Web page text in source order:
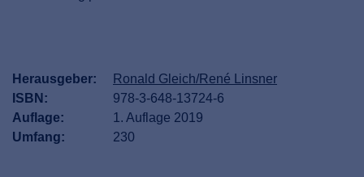
Herausgeber:
Ronald Gleich/René Linsner
ISBN:
978-3-648-13724-6
Auflage:
1. Auflage 2019
Umfang:
230